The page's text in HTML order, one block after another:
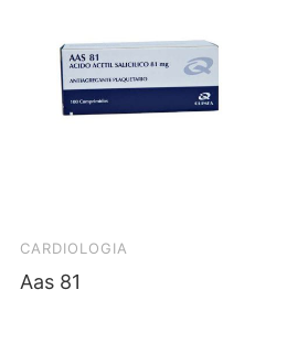
CARDIOLOGIA
Aas 81